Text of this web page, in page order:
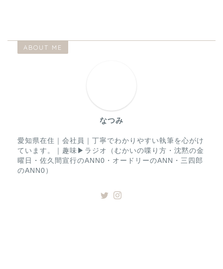
ABOUT ME
なつみ
愛知県在住｜会社員｜丁寧でわかりやすい執筆を心がけ
ています。｜趣味▶︎ラジオ（むかいの喋り方・沈黙の金
曜日・佐久間宣行のANN0・オードリーのANN・三四郎
のANN0）